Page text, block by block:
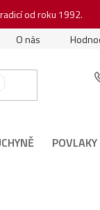
od roku 1992.
O nás
POVLAKY